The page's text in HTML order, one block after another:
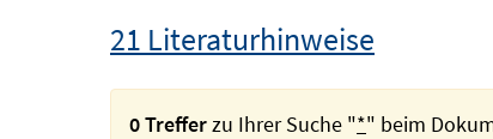
21 Literaturhinweise
0 Trefferzu Ihrer Suche "*" beim